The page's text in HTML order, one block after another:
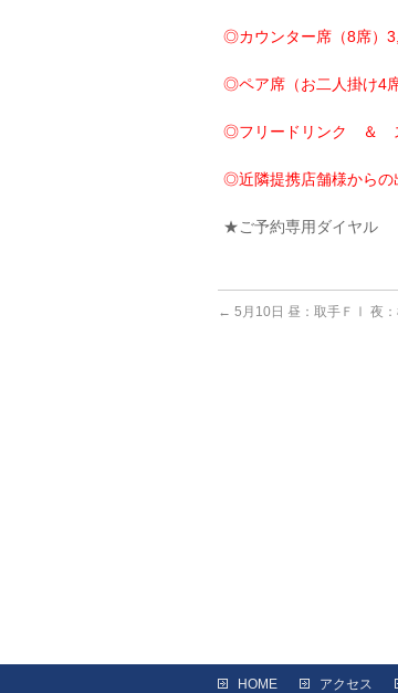
◎カウンター席（8席
◎ペア席（お二人掛け
◎フリードリンク ＆
◎近隣提携店舗様からの
★ご予約専用ダイヤ
← 5月10日 昼：取手ＦⅠ 夜
HOME アクセス